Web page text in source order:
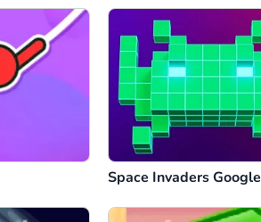
Space Invaders Google